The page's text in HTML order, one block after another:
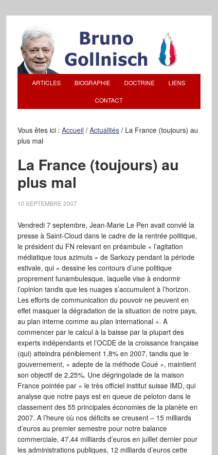
ARTICLES BIOGRAPHIE DOCTRINE LIENS
CONTACT
Vous êtes ici : Accueil / Actualités /La France (toujours) au
plus mal
La France (toujours) au
plus mal
10 SEPTEMBRE 2007
Vendredi 7 septembre, Jean-Marie Le Pen avait convié la
presse à Saint-Cloud dans le cadre de la rentrée politique,
le président du FN relevant en préambule « l’agitation
médiatique tous azimuts » de Sarkozy pendant la période
estivale, qui « dessine les contours d’une politique
proprement funambulesque, laquelle vise à endormir
l’opinion tandis que les nuages s’accumulent à l’horizon.
Les efforts de communication du pouvoir ne peuvent en
effet masquer la dégradation de la situation de notre pays,
au plan interne comme au plan international ». A
commencer par le calcul à la baisse par la plupart des
experts indépendants et l’OCDE de la croissance française
(qui) atteindra péniblement 1,8% en 2007, tandis que le
gouvernement, « adepte de la méthode Coué », maintient
son objectif de 2,25%. Une dégringolade de la maison
France pointée par « le très officiel institut suisse IMD, qui
analyse que notre pays est en queue de peloton dans le
classement des 55 principales économies de la planète en
2007. A l’heure où nos déficits se creusent – 15 milliards
d’euros au premier semestre pour notre balance
commerciale, 47,44 milliards d’euros en juillet dernier pour
les administrations publiques, 12 milliards d’euros cette